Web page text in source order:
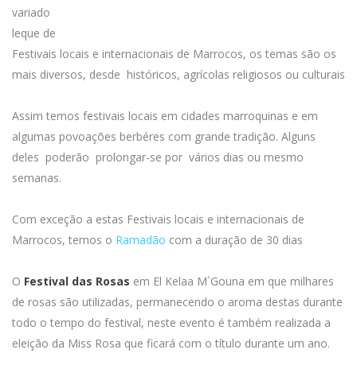
variado
leque de
Festivais locais e internacionais de Marrocos, os temas são os
mais diversos, desde históricos, agrícolas religiosos ou culturais
Assim temos festivais locais em cidades marroquinas e em
algumas povoações berbéres com grande tradição. Alguns
deles poderão prolongar-se por vários dias ou mesmo
semanas.
Com exceção a estas Festivais locais e internacionais de
Marrocos, temos o Ramadão com a duração de 30 dias
O Festival das Rosas em El Kelaa M`Gouna em que milhares
de rosas são utilizadas, permanecendo o aroma destas durante
todo o tempo do festival, neste evento é também realizada a
eleição da Miss Rosa que ficará com o título durante um ano.